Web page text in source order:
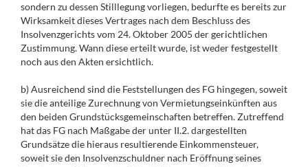
sondern zu dessen Stilllegung vorliegen, bedurfte es bereits zur
Wirksamkeit dieses Vertrages nach dem Beschluss des
Insolvenzgerichts vom 24. Oktober 2005 der gerichtlichen
Zustimmung. Wann diese erteilt wurde, ist weder festgestellt
noch aus den Akten ersichtlich.
b) Ausreichend sind die Feststellungen des FG hingegen, soweit
sie die anteilige Zurechnung von Vermietungseinkünften aus
den beiden Grundstücksgemeinschaften betreffen. Zutreffend
hat das FG nach Maßgabe der unter II.2. dargestellten
Grundsätze die hieraus resultierende Einkommensteuer,
soweit sie den Insolvenzschuldner nach Eröffnung seines